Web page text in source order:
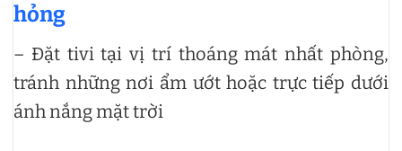
hỏng
– Đặt tivi tại vị trí thoáng mát nhất phòng,
tránh những nơi ẩm ướt hoặc trực tiếp dưới
ánh nắng mặt trời